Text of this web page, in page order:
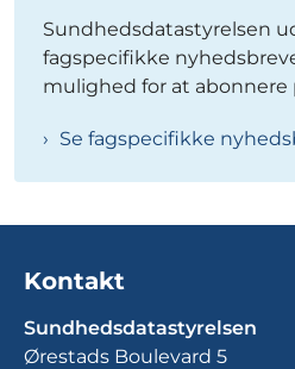
Sundhedsdatastyrelsen
fagspecifikke
mulighed for at abonnere
Se fagspecifikke
Kontakt
Sundhedsdatastyrelsen
Ørestads Boulevard 5